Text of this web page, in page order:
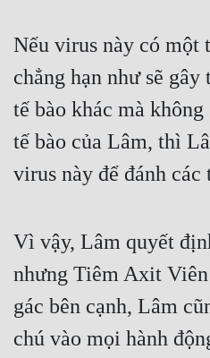
Nếu virus này có một
chẳng hạn như sẽ
tế bào khác mà
tế bào của Lâm, thì
virus này để đánh các
Vì vậy, Lâm quyết
nhưng Tiêm Axit
gác bên cạnh, Lâm
chú vào mọi hành